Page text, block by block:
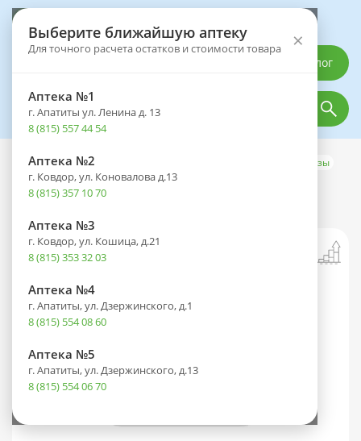
Выберите ближайшую аптеку
Для точного расчета остатков и стоимости товара ×
Аптека №1
г. Апатиты ул. Ленина д. 13
8 (815) 557 44 54
Аптека №2
г. Ковдор, ул. Коновалова д.13
8 (815) 357 10 70
Аптека №3
г. Ковдор, ул. Кошица, д.21
8 (815) 353 32 03
Аптека №4
г. Апатиты, ул. Дзержинского, д.1
8 (815) 554 08 60
Аптека №5
г. Апатиты, ул. Дзержинского, д.13
8 (815) 554 06 70
Каталог
Каталог Медицинская техника Системы мониторинга глюкозы
Респисальф капс.(пор. д/ингал.)
50мкг+100мкг/доза №60